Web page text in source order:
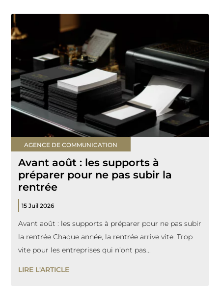
AGENCE DE COMMUNICATION
Avant août : les supports à
préparer pour ne pas subir la
rentrée
15 Juil 2026
Avant août : les supports à préparer pour ne pas subir
la rentrée Chaque année, la rentrée arrive vite. Trop
vite pour les entreprises qui n’ont pas...
LIRE L'ARTICLE